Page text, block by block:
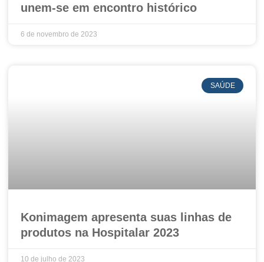
unem-se em encontro histórico
6 de novembro de 2023
SAÚDE
Konimagem apresenta suas linhas de
produtos na Hospitalar 2023
10 de julho de 2023